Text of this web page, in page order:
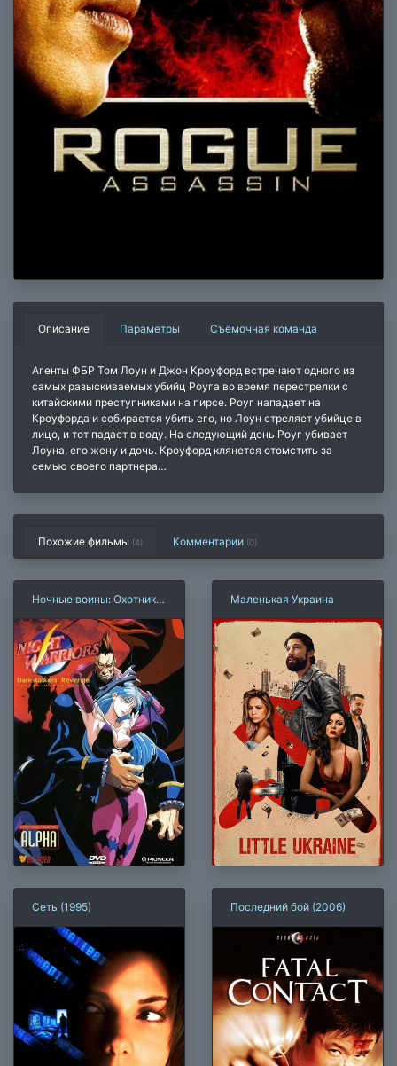
Описание Параметры Съёмочная команда
Агенты ФБР Том Лоун и Джон Кроуфорд встречают одного из
самых разыскиваемых убийц Роуга во время перестрелки с
китайскими преступниками на пирсе. Роуг нападает на
Кроуфорда и собирается убить его, но Лоун стреляет убийце в
лицо, и тот падает в воду. На следующий день Роуг убивает
Лоуна, его жену и дочь. Кроуфорд клянется отомстить за
семью своего партнера…
Похожие фильмы (4) Комментарии (0)
Ночные воины: Охотники
Маленькая Украина
Сеть (1995) Последний бой (2006)